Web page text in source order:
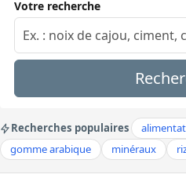
Votre recherche
Recherches populaires
gomme arabique
minéraux